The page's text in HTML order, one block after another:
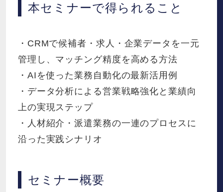
本セミナーで得られること
・CRMで候補者・求人・企業データを一元
管理し、マッチング精度を高める方法
・AIを使った業務自動化の最新活用例
・データ分析による営業戦略強化と業績向
上の実現ステップ
・人材紹介・派遣業務の一連のプロセスに
沿った実践シナリオ
セミナー概要